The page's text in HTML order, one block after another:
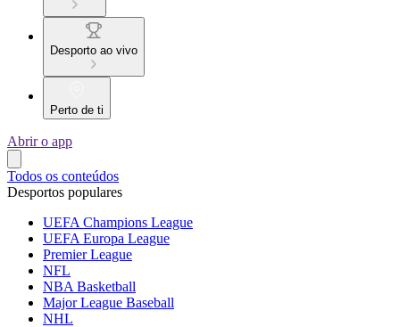
Desporto ao vivo
Perto de ti
Abrir o app
Todos os conteúdos
Desportos populares
UEFA Champions League
UEFA Europa League
Premier League
NFL
NBA Basketball
Major League Baseball
NHL